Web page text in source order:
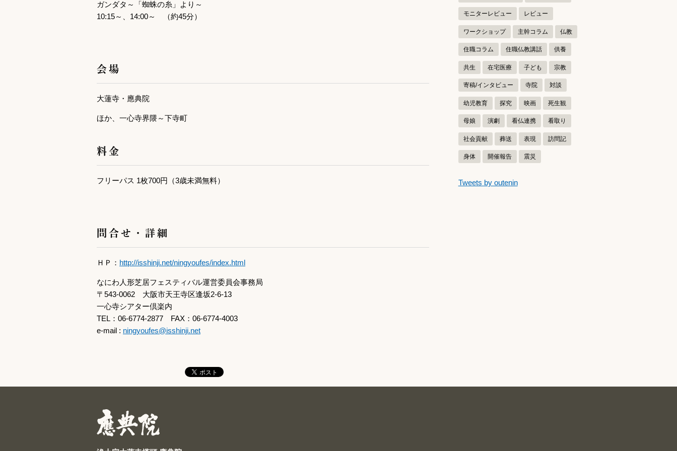
ガンダタ～「蜘蛛の糸」より～
10:15～、14:00～ （約45分）
会場
大蓮寺・應典院
ほか、一心寺界隈～下寺町
料金
フリーパス 1枚700円（3歳未満無料）
問合せ・詳細
ＨＰ： http://isshinji.net/ningyoufes/index.html
なにわ人形芝居フェスティバル運営委員会事務局
〒543-0062 大阪市天王寺区逢坂2-6-13
一心寺シアター倶楽内
TEL：06-6774-2877 FAX：06-6774-4003
e-mail : ningyoufes@isshinji.net
モニターレビュー レビュー
ワークショップ 主幹コラム 仏教
住職コラム 住職仏教講話 供養
共生 在宅医療 子ども 宗教
寄稿/インタビュー 寺院 対談
幼児教育 探究 映画 死生観
母娘 演劇 看仏連携 看取り
社会貢献 葬送 表現 訪問記
身体 開催報告 震災
つぶやきをスキップする
Tweets by outenin